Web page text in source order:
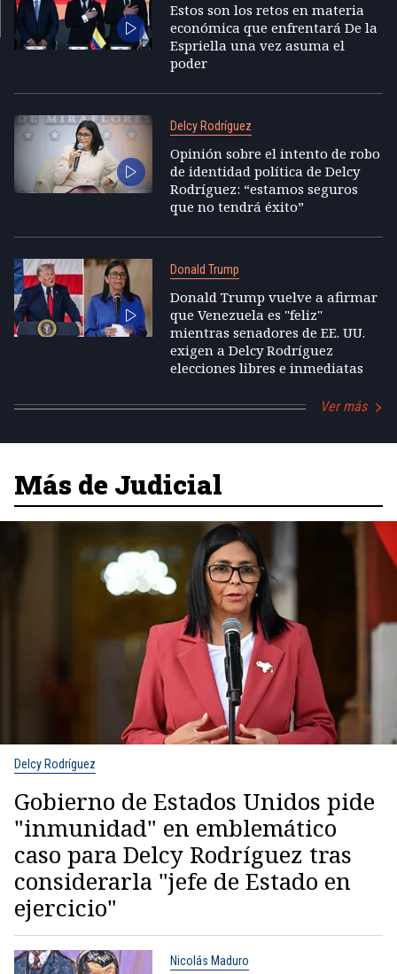
Estos son los retos en materia
económica que enfrentará De la
Espriella una vez asuma el
poder
Delcy Rodríguez
Opinión sobre el intento de robo
de identidad política de Delcy
Rodríguez: “estamos seguros
que no tendrá éxito”
Donald Trump
Donald Trump vuelve a afirmar
que Venezuela es "feliz"
mientras senadores de EE. UU.
exigen a Delcy Rodríguez
elecciones libres e inmediatas
Ver más
Más de Judicial
Delcy Rodríguez
Gobierno de Estados Unidos pide
"inmunidad" en emblemático
caso para Delcy Rodríguez tras
considerarla "jefe de Estado en
ejercicio"
Nicolás Maduro